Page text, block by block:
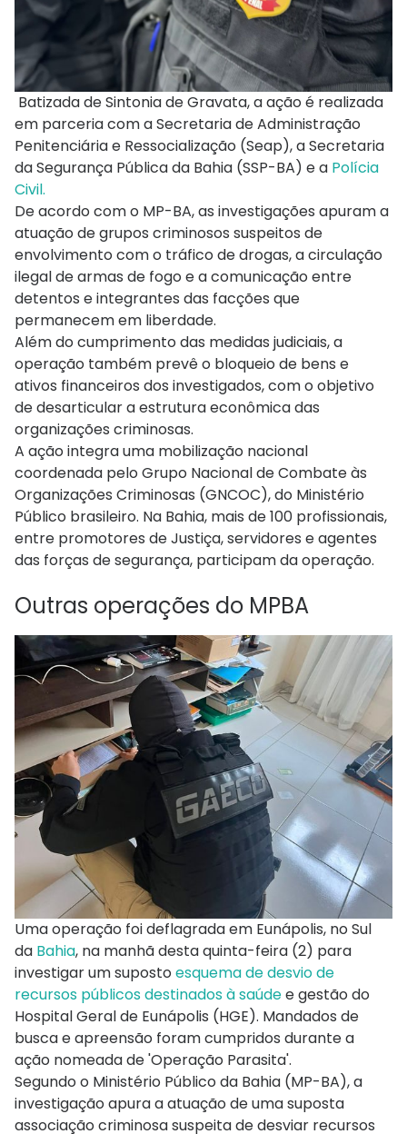
Batizada de Sintonia de Gravata, a ação é realizada
em parceria com a Secretaria de Administração
Penitenciária e Ressocialização (Seap), a Secretaria
da Segurança Pública da Bahia (SSP-BA) e a Polícia
Civil.
De acordo com o MP-BA, as investigações apuram a
atuação de grupos criminosos suspeitos de
envolvimento com o tráfico de drogas, a circulação
ilegal de armas de fogo e a comunicação entre
detentos e integrantes das facções que
permanecem em liberdade.
Além do cumprimento das medidas judiciais, a
operação também prevê o bloqueio de bens e
ativos financeiros dos investigados, com o objetivo
de desarticular a estrutura econômica das
organizações criminosas.
A ação integra uma mobilização nacional
coordenada pelo Grupo Nacional de Combate às
Organizações Criminosas (GNCOC), do Ministério
Público brasileiro. Na Bahia, mais de 100 profissionais,
entre promotores de Justiça, servidores e agentes
das forças de segurança, participam da operação.
Outras operações do MPBA
Uma operação foi deflagrada em Eunápolis, no Sul
da Bahia, na manhã destaquinta-feira (2) para
investigar um suposto esquema de desvio de
recursos públicos destinados à saúdee gestão do
Hospital Geral de Eunápolis (HGE). Mandados de
busca e apreensão foram cumpridos durante a
ação nomeada de 'Operação Parasita'.
Segundo o Ministério Público da Bahia (MP-BA), a
investigação apura a atuação de uma suposta
associação criminosa suspeita de desviar recursos